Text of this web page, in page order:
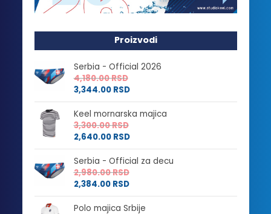
Proizvodi
Serbia - Official 2026
4,180.00RSD
3,344.00 RSD
Keel mornarska majica
3,300.00RSD
2,640.00 RSD
Serbia - Official za decu
2,980.00RSD
2,384.00 RSD
Polo majica Srbije